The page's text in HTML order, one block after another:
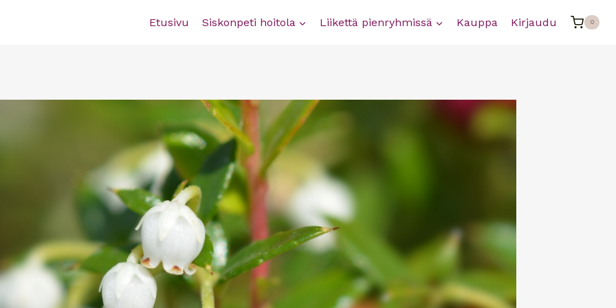
Etusivu Siskonpeti hoitola Liikettä pienryhmissä Kauppa Kirjaudu 0